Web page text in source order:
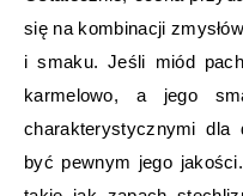
się na kombinacji
i smaku. Jeśli miód
karmelowo, a jego
charakterystycznymi dla
być pewnym jego